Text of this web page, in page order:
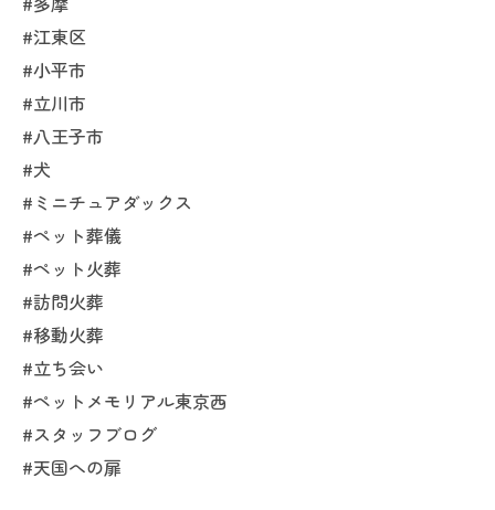
#江東区
#小平市
#立川市
#八王子市
#犬
#ミニチュアダックス
#ペット葬儀
#ペット火葬
#訪問火葬
#移動火葬
#立ち会い
#ペットメモリアル東京西
#スタッフブログ
#天国への扉